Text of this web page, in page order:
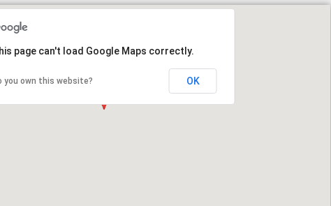
page can't load Google Maps correctly.
you own this website? OK